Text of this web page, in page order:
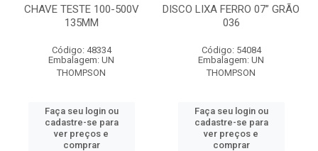
CHAVE TESTE 100-500V
135MM
Código: 48334
Embalagem: UN
THOMPSON
Faça seu login ou
cadastre-se para
ver preços e
comprar
DISCO LIXA FERRO 07” GRÃO
036
Código: 54084
Embalagem: UN
THOMPSON
Faça seu login ou
cadastre-se para
ver preços e
comprar